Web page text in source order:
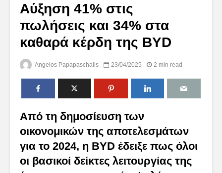
Αύξηση 41% στις
πωλήσεις και 34% στα
καθαρά κέρδη της BYD
Angelos Papapaschalis 23/04/2025 2 min read
Από τη δημοσίευση των
οικονομικών της αποτελεσμάτων
για το 2024, η BYD έδειξε πως όλοι
οι βασικοί δείκτες λειτουργίας της